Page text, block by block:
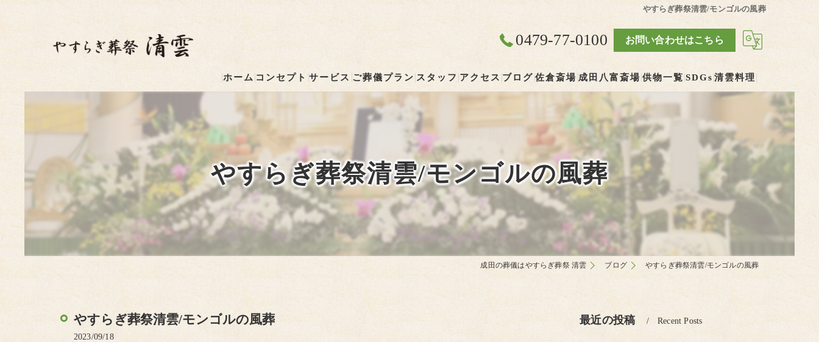
やすらぎ葬祭清雲/モンゴルの風葬
0479-77-0100 お問い合わせはこちら
ホーム コンセプト
成田の葬儀･やすらぎ葬祭 清雲の口コミ情報
成田の葬儀･やすらぎ葬祭 清雲の評判
成田の葬儀･やすらぎ葬祭 清雲のお客様の声
サービス ご葬儀プラン スタッフ アクセス ブログ 佐倉斎場 成田八富斎場 供物一覧 SDGs 清雲料理
やすらぎ葬祭清雲/モンゴルの風葬
成田の葬儀はやすらぎ葬祭 清雲 ブログ やすらぎ葬祭清雲/モンゴルの風葬
やすらぎ葬祭清雲/モンゴルの風葬
2023/09/18
最近の投稿 Recent Posts